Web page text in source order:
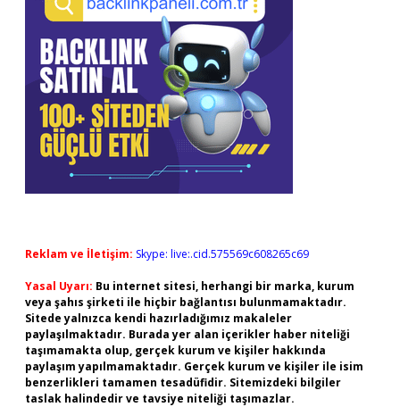
Reklam ve İletişim: Skype: live:.cid.575569c608265c69
Yasal Uyarı: Bu internet sitesi, herhangi bir marka, kurum
veya şahıs şirketi ile hiçbir bağlantısı bulunmamaktadır.
Sitede yalnızca kendi hazırladığımız makaleler
paylaşılmaktadır. Burada yer alan içerikler haber niteliği
taşımamakta olup, gerçek kurum ve kişiler hakkında
paylaşım yapılmamaktadır. Gerçek kurum ve kişiler ile isim
benzerlikleri tamamen tesadüfidir. Sitemizdeki bilgiler
taslak halindedir ve tavsiye niteliği taşımazlar.